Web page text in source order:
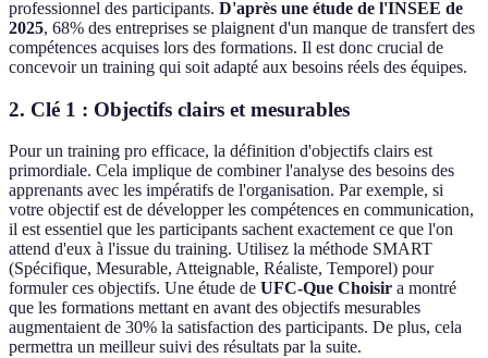
professionnel des participants. D'après une étude de l'INSEE de
2025, 68% des entreprises se plaignent d'un manque de transfert des
compétences acquises lors des formations. Il est donc crucial de
concevoir un training qui soit adapté aux besoins réels des équipes.
2. Clé 1 : Objectifs clairs et mesurables
Pour un training pro efficace, la définition d'objectifs clairs est
primordiale. Cela implique de combiner l'analyse des besoins des
apprenants avec les impératifs de l'organisation. Par exemple, si
votre objectif est de développer les compétences en communication,
il est essentiel que les participants sachent exactement ce que l'on
attend d'eux à l'issue du training. Utilisez la méthode SMART
(Spécifique, Mesurable, Atteignable, Réaliste, Temporel) pour
formuler ces objectifs. Une étude de UFC-Que Choisir a montré
que les formations mettant en avant des objectifs mesurables
augmentaient de 30% la satisfaction des participants. De plus, cela
permettra un meilleur suivi des résultats par la suite.